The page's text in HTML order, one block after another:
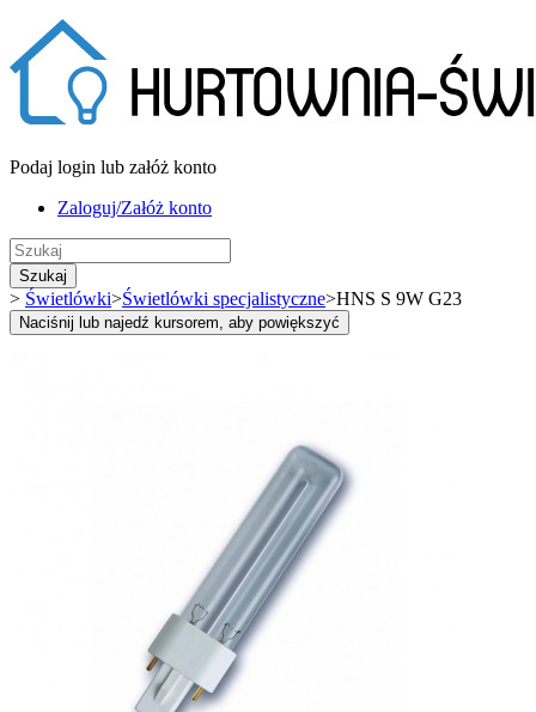
Podaj login lub załóż konto
Zaloguj/Załóż konto
Szukaj
> Świetlówki>Świetlówki specjalistyczne>HNS S 9W G23
Naciśnij lub najedź kursorem, aby powiększyć